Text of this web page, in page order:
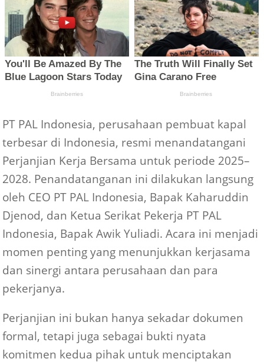
PT PAL Indonesia, perusahaan pembuat kapal
terbesar di Indonesia, resmi menandatangani
Perjanjian Kerja Bersama untuk periode 2025–
2028. Penandatanganan ini dilakukan langsung
oleh CEO PT PAL Indonesia, Bapak Kaharuddin
Djenod, dan Ketua Serikat Pekerja PT PAL
Indonesia, Bapak Awik Yuliadi. Acara ini menjadi
momen penting yang menunjukkan kerjasama
dan sinergi antara perusahaan dan para
pekerjanya.
Perjanjian ini bukan hanya sekadar dokumen
formal, tetapi juga sebagai bukti nyata
komitmen kedua pihak untuk menciptakan